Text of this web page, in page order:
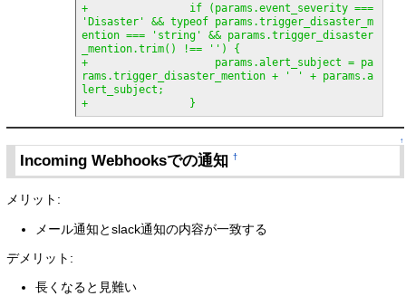
+                if
( params.event_severity ===
'Disaster' && typeof params.trigger_disaster_m
ention === 'string' && params.trigger_disaster
_mention.trim( ) !== '' )
{
+                    params.alert_subject = pa
rams.trigger_disaster_mention + ' ' + params.a
lert_subject;
+
}
↑
Incoming Webhooksでの通知†
メリット:
メール通知とslack通知の内容が一致する
デメリット:
長くなると見難い